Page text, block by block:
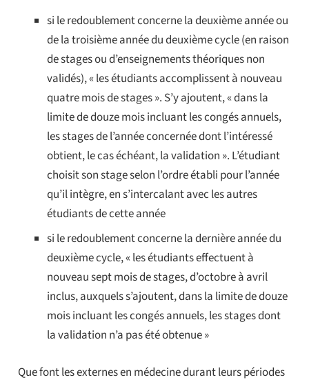
si le redoublement concerne la deuxième année ou
de la troisième année du deuxième cycle (en raison
de stages ou d’enseignements théoriques non
validés), « les étudiants accomplissent à nouveau
quatre mois de stages ». S’y ajoutent, « dans la
limite de douze mois incluant les congés annuels,
les stages de l’année concernée dont l’intéressé
obtient, le cas échéant, la validation ». L’étudiant
choisit son stage selon l’ordre établi pour l’année
qu’il intègre, en s’intercalant avec les autres
étudiants de cette année
si le redoublement concerne la dernière année du
deuxième cycle, « les étudiants effectuent à
nouveau sept mois de stages, d’octobre à avril
inclus, auxquels s’ajoutent, dans la limite de douze
mois incluant les congés annuels, les stages dont
la validation n’a pas été obtenue »
Que font les externes en médecine durant leurs périodes